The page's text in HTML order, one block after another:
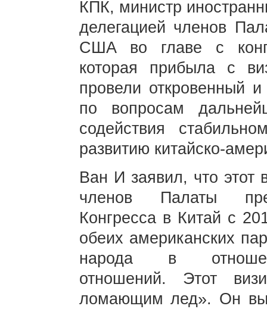
КПК, министр
делегацией членов
США во главе с
которая прибыла с
провели откровенный
по вопросам
содействия
развитию китайско-
Ван И заявил, что этот
членов Палаты
Конгресса в Китай с
обеих американских
народа в
отношений. Этот
ломающим лед». Он